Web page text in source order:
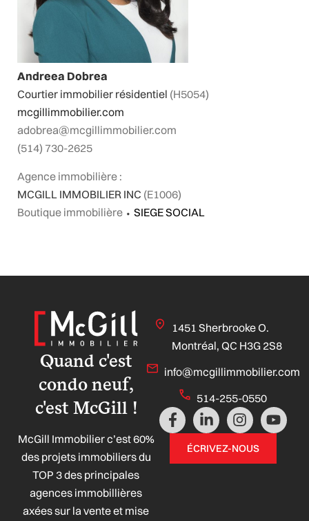
Andreea Dobrea
Courtier immobilier résidentiel (H5054)
mcgillimmobilier.com
adobrea@mcgillimmobilier.com
(514) 730-2625
Agence immobilière :
MCGILL IMMOBILIER INC (E1006)
Boutique immobilière ⬩ SIEGE SOCIAL
Quand c'est
condo neuf,
c'est McGill !
McGill Immobilier c’est 60%
des projets immobiliers du
TOP 3 des principales
agences immobillières
axées sur la vente et mise
1451 Sherbrooke O.
Montréal, QC H3G 2S8
info@mcgillimmobilier.com
514-255-0550
F
a
L
i
n
k
I
n
s
t
Y
o
ÉCRIVEZ-NOUS